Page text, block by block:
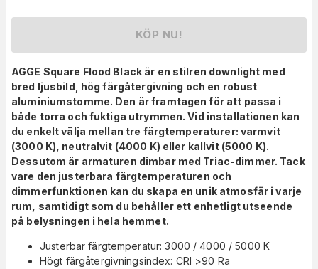
KÖP NU!
AGGE Square Flood Black är en stilren downlight med
bred ljusbild, hög färgåtergivning och en robust
aluminiumstomme. Den är framtagen för att passa i
både torra och fuktiga utrymmen. Vid installationen kan
du enkelt välja mellan tre färgtemperaturer: varmvit
(3000 K), neutralvit (4000 K) eller kallvit (5000 K).
Dessutom är armaturen dimbar med Triac-dimmer. Tack
vare den justerbara färgtemperaturen och
dimmerfunktionen kan du skapa en unik atmosfär i varje
rum, samtidigt som du behåller ett enhetligt utseende
på belysningen i hela hemmet.
Justerbar färgtemperatur: 3000 / 4000 / 5000 K
Högt färgåtergivningsindex: CRI >90 Ra